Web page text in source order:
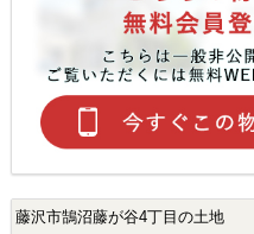
藤沢市鵠沼藤が谷4丁目の土地